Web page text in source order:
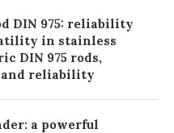
DIN 975: reliability
in stainless
DIN 975 rods,
reliability
a powerful